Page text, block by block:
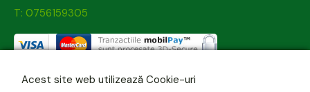
T: 0756159305
Acest site web utilizează Cookie-uri